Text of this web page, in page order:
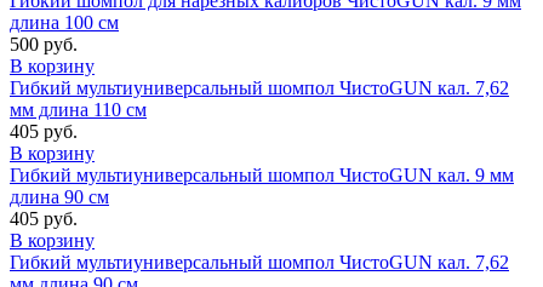
длина 100 см
500 руб.
В корзину
Гибкий мультиуниверсальный шомпол ЧистоGUN кал. 7,62
мм длина 110 см
405 руб.
В корзину
Гибкий мультиуниверсальный шомпол ЧистоGUN кал. 9 мм
длина 90 см
405 руб.
В корзину
Гибкий мультиуниверсальный шомпол ЧистоGUN кал. 7,62